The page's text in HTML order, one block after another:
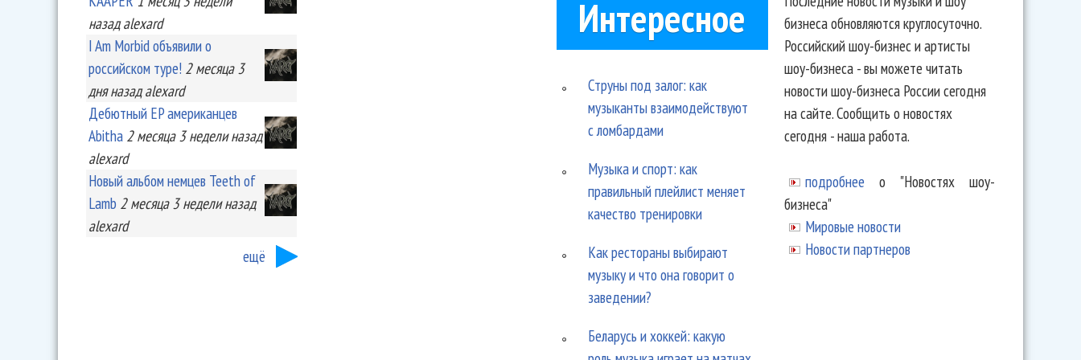
назад alexard
I Am Morbid объявили о
российском туре! 2 месяца 3
дняназад alexard
Дебютный EP американцев
Abitha 2 месяца 3 неделиназад
alexard
Новый альбом немцев Teeth of
Lamb 2 месяца 3 неделиназад
alexard
ещё
Интересное
Струны под залог: как
музыканты взаимодействуют
с ломбардами
Музыка и спорт: как
правильный плейлист меняет
качество тренировки
Как рестораны выбирают
музыку и что она говорит о
заведении?
Беларусь и хоккей: какую
бизнеса обновляются круглосуточно.
Российский шоу-бизнес и артисты
шоу-бизнеса - вы можете читать
новости шоу-бизнеса России сегодня
на сайте. Сообщить о новостях
сегодня - наша работа.
подробнее о "Новостях шоу-
бизнеса"
Мировые новости
Новости партнеров